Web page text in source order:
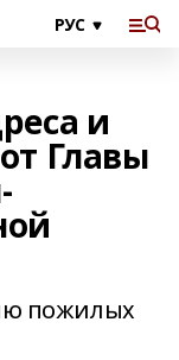
и
Главы
пожилых